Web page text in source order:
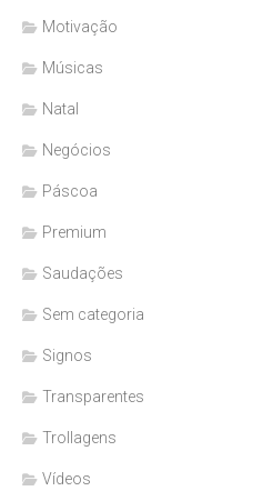
Motivação
Músicas
Natal
Negócios
Páscoa
Premium
Saudações
Sem categoria
Signos
Transparentes
Trollagens
Vídeos